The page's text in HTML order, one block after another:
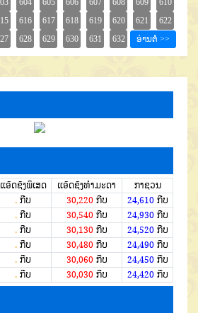
ແອັດຊັງພິເສດ ແອັດຊັງທຳມະດາ
ກາຊວນ
. ກີບ 30,220ກີບ 24,610ກີບ
. ກີບ 30,540ກີບ 24,930ກີບ
. ກີບ 30,130ກີບ 24,520ກີບ
. ກີບ 30,480ກີບ 24,490ກີບ
. ກີບ 30,060ກີບ 24,450ກີບ
. ກີບ 30,030ກີບ 24,420ກີບ